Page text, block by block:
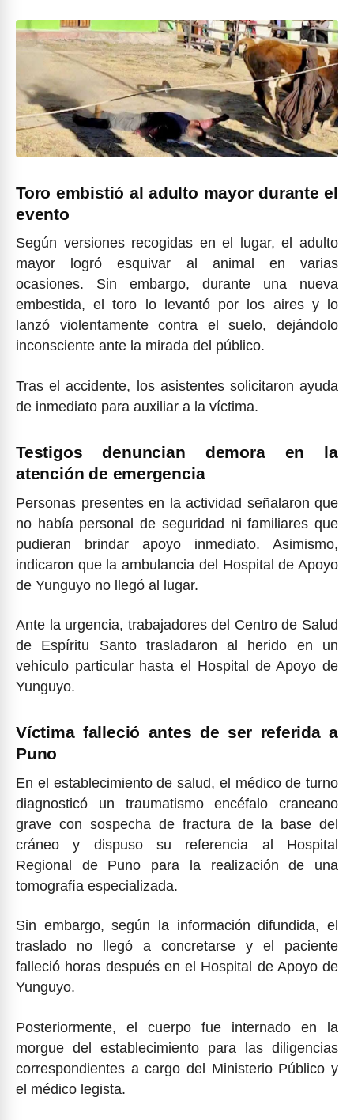
Toro embistió al adulto mayor durante el
evento
Según versiones recogidas en el lugar, el adulto
mayor logró esquivar al animal en varias
ocasiones. Sin embargo, durante una nueva
embestida, el toro lo levantó por los aires y lo
lanzó violentamente contra el suelo, dejándolo
inconsciente ante la mirada del público.
Tras el accidente, los asistentes solicitaron ayuda
de inmediato para auxiliar a la víctima.
Testigos denuncian demora en la
atención de emergencia
Personas presentes en la actividad señalaron que
no había personal de seguridad ni familiares que
pudieran brindar apoyo inmediato. Asimismo,
indicaron que la ambulancia del Hospital de Apoyo
de Yunguyo no llegó al lugar.
Ante la urgencia, trabajadores del Centro de Salud
de Espíritu Santo trasladaron al herido en un
vehículo particular hasta el Hospital de Apoyo de
Yunguyo.
Víctima falleció antes de ser referida a
Puno
En el establecimiento de salud, el médico de turno
diagnosticó un traumatismo encéfalo craneano
grave con sospecha de fractura de la base del
cráneo y dispuso su referencia al Hospital
Regional de Puno para la realización de una
tomografía especializada.
Sin embargo, según la información difundida, el
traslado no llegó a concretarse y el paciente
falleció horas después en el Hospital de Apoyo de
Yunguyo.
Posteriormente, el cuerpo fue internado en la
morgue del establecimiento para las diligencias
correspondientes a cargo del Ministerio Público y
el médico legista.